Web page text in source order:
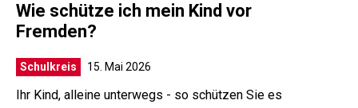
Wie schütze ich mein Kind vor
Fremden?
Schulkreis 15. Mai 2026
Ihr Kind, alleine unterwegs - so schützen Sie es